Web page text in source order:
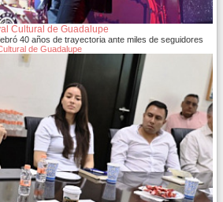
Cultural de Guadalupe
40 años de trayectoria ante miles de seguidores
de Guadalupe